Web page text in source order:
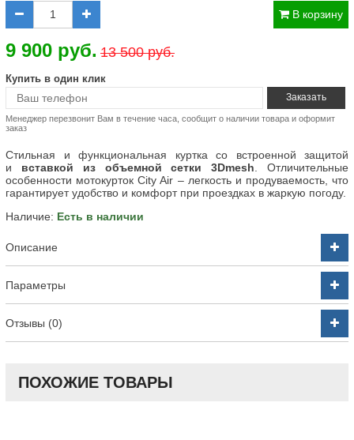
В корзину
9 900 руб. 13 500 руб.
Купить в один клик
Менеджер перезвонит Вам в течение часа, сообщит о наличии товара и оформит
заказ
Стильная и функциональная куртка со встроенной защитой
и вставкой из объемной сетки 3Dmesh . Отличительные
особенности мотокурток City Air – легкость и продуваемость, что
гарантирует удобство и комфорт при проездках в жаркую погоду.
Наличие: Есть в наличии
Описание
Параметры
Отзывы (0)
ПОХОЖИЕ ТОВАРЫ